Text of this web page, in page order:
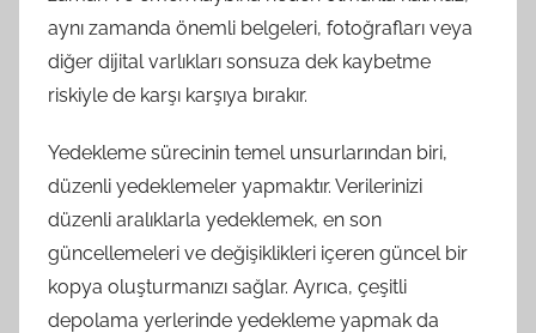
aynı zamanda önemli belgeleri, fotoğrafları veya
diğer dijital varlıkları sonsuza dek kaybetme
riskiyle de karşı karşıya bırakır.
Yedekleme sürecinin temel unsurlarından biri,
düzenli yedeklemeler yapmaktır. Verilerinizi
düzenli aralıklarla yedeklemek, en son
güncellemeleri ve değişiklikleri içeren güncel bir
kopya oluşturmanızı sağlar. Ayrıca, çeşitli
depolama yerlerinde yedekleme yapmak da